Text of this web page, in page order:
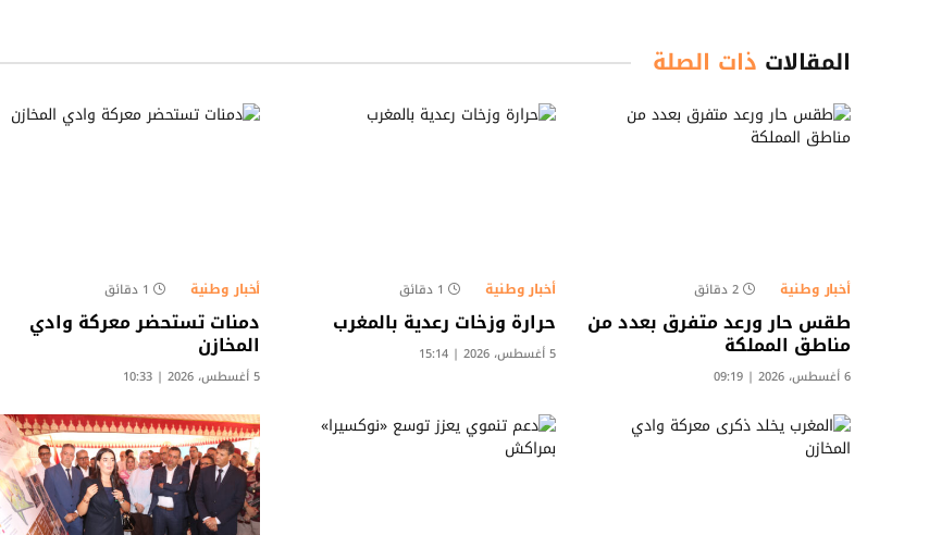
المقالات ذات الصلة
أخبار وطنية 2 دقائق
طقس حار ورعد متفرق بعدد من
مناطق المملكة
6 أغسطس، 2026 | 09:19
أخبار وطنية 1 دقائق
حرارة وزخات رعدية بالمغرب
5 أغسطس، 2026 | 15:14
أخبار وطنية 1 دقائق
دمنات تستحضر معركة وادي
المخازن
5 أغسطس، 2026 | 10:33